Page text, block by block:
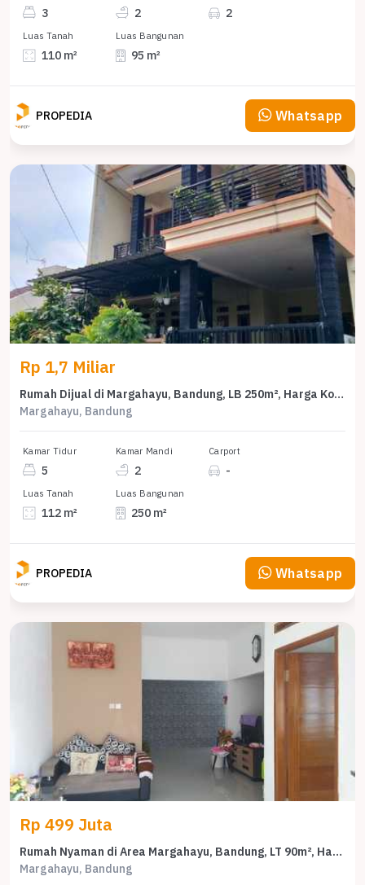
3 2 2
Luas Tanah
110 m²
Luas Bangunan
95 m²
PROPEDIA Whatsapp
Rp 1,7 Miliar
Rumah Dijual di Margahayu, Bandung, LB 250m², Harga Kompetitif!
Margahayu, Bandung
Kamar Tidur
5
Kamar Mandi
2
Carport
-
Luas Tanah
112 m²
Luas Bangunan
250 m²
PROPEDIA Whatsapp
Rp 499 Juta
Rumah Nyaman di Area Margahayu, Bandung, LT 90m², Harga 499 Juta
Margahayu, Bandung